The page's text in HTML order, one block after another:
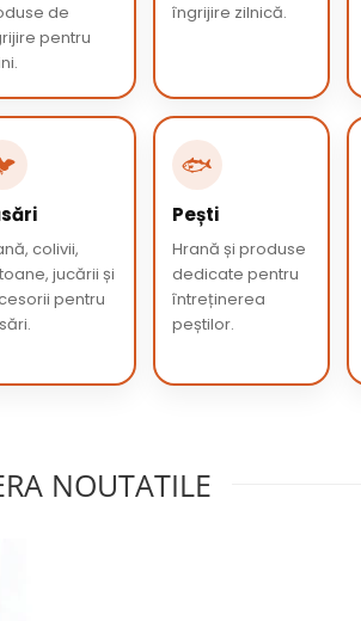
de
pentru
îngrijire zilnică.
colivii,
jucării și
pentru
🐟
Pești
Hrană și produse
dedicate pentru
întreținerea
peștilor.
NOUTATILE